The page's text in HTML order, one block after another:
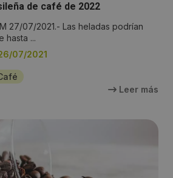
de café de 2022
27/07/2021.- Las heladas podrían
hasta ...
07/2021
Leer más